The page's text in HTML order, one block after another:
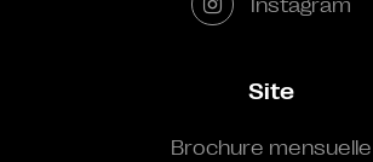
Site
Brochure mensuelle